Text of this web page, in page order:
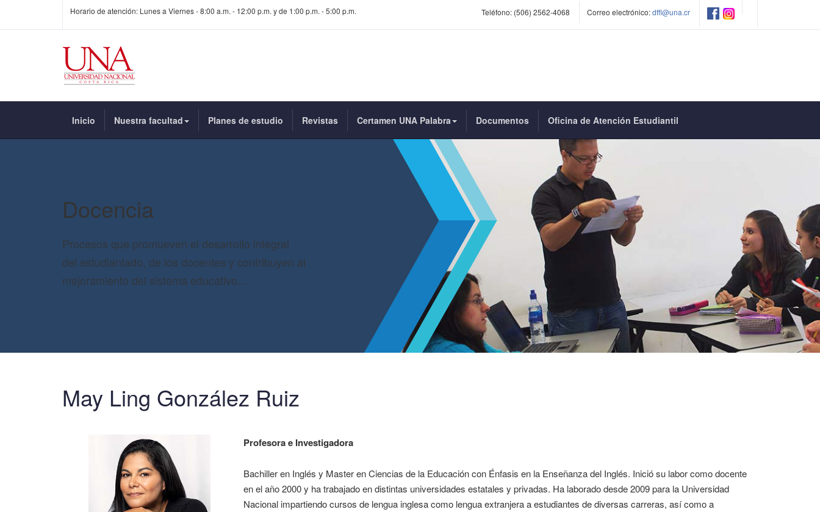
Horario de atención: Lunes a Viernes - 8:00 a.m. - 12:00 p.m. y de 1:00 p.m. - 5:00 p.m. Teléfono: (506) 2562-4068 Correo electrónico:dffl@una.cr
Inicio Nuestra facultad Planes de estudio Revistas Certamen UNA Palabra Documentos Oficina de Atención Estudiantil
Docencia
Procesos que promueven el desarrollo integral
del estudiantado, de los docentes y contribuyen al
mejoramiento del sistema educativo...
May Ling González Ruiz
Profesora e Investigadora
Bachiller en Inglés y Master en Ciencias de la Educación con Énfasis en la Enseñanza del Inglés. Inició su labor como docente
en el año 2000 y ha trabajado en distintas universidades estatales y privadas. Ha laborado desde 2009 para la Universidad
Nacional impartiendo cursos de lengua inglesa como lengua extranjera a estudiantes de diversas carreras, así como a